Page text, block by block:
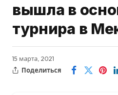
вышла в
турнира в
15 марта, 2021
Поделиться